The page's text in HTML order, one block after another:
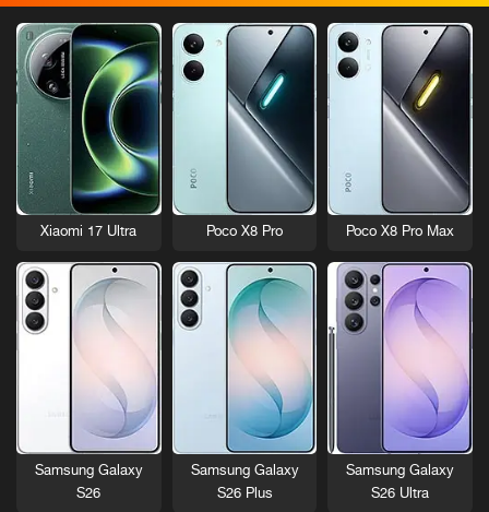
Poco X8 Pro Max
Poco X8 Pro
Xiaomi 17 Ultra
Samsung Galaxy
S26 Ultra
Samsung Galaxy
S26 Plus
Samsung Galaxy
S26